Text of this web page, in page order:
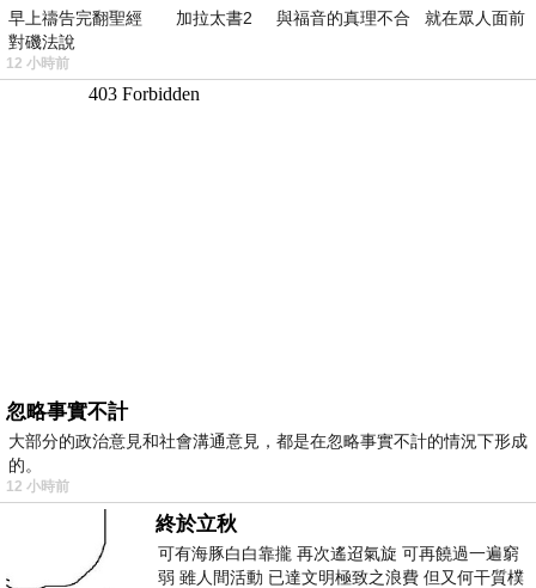
早上禱告完翻聖經 加拉太書2 與福音的真理不合 就在眾人面前
對磯法說
12 小時前
忽略事實不計
大部分的政治意見和社會溝通意見，都是在忽略事實不計的情況下形成
的。
12 小時前
終於立秋
可有海豚白白靠攏 再次遙迢氣旋 可再饒過一遍窮
弱 雖人間活動 已達文明極致之浪費 但又何干質樸